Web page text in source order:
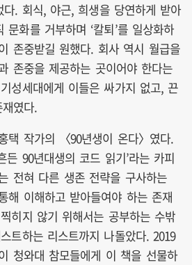
. 회식, 야근, 희생을 당연하게 받아
문화를 거부하며 ‘칼퇴’를 일상화하
존중받길 원했다. 회사 역시 월급을
존중을 제공하는 곳이어야 한다는
성세대에게 이들은 싸가지 없고, 끈
였다.
택 작가의 〈90년생이 온다〉였다.
든 90년대생의 코드 읽기’라는 카피
전혀 다른 생존 전략을 구사하는
해 이해하고 받아들여야 하는 존재
히지 않기 위해서는 공부하는 수밖
트하는 리스트까지 나돌았다. 2019
청와대 참모들에게 이 책을 선물하